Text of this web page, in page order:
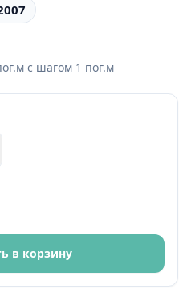
с шагом 1 пог.м
в корзину